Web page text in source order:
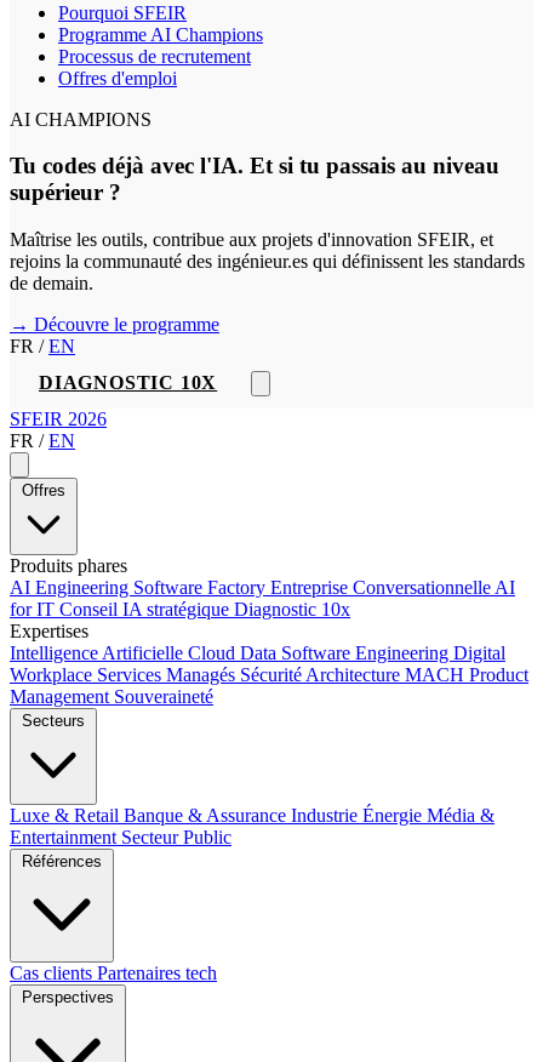
Pourquoi SFEIR
Programme AI Champions
Processus de recrutement
Offres d'emploi
AI CHAMPIONS
Tu codes déjà avec l'IA. Et si tu passais au niveau
supérieur ?
Maîtrise les outils, contribue aux projets d'innovation SFEIR, et
rejoins la communauté des ingénieur.es qui définissent les standards
de demain.
→ Découvre le programme
FR / EN
DIAGNOSTIC 10X
SFEIR 2026
FR / EN
Offres
Produits phares
AI Engineering Software Factory Entreprise Conversationnelle AI
for IT Conseil IA stratégique Diagnostic 10x
Expertises
Intelligence Artificielle Cloud Data Software Engineering Digital
Workplace Services Managés Sécurité Architecture MACH Product
Management Souveraineté
Secteurs
Luxe & Retail Banque & Assurance Industrie Énergie Média &
Entertainment Secteur Public
Références
Cas clients Partenaires tech
Perspectives